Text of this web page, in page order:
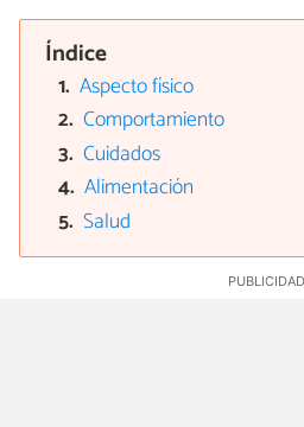
Índice
Aspecto físico
Comportamiento
Cuidados
Alimentación
Salud